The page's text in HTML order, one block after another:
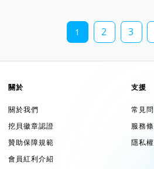
1 2 3
關於
關於我們
挖貝徽章認證
贊助保障規範
會員紅利介紹
支援
常見
服務
隱私